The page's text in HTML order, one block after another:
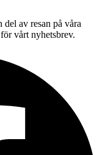
av resan på våra
vårt nyhetsbrev.